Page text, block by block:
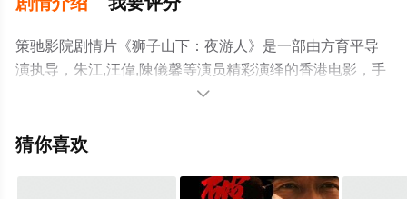
策驰影院剧情片《狮子山下：夜游人》是一部由方育平导
演执导，朱江,汪偉,陳儀馨等演员精彩演绎的香港电影，手
机免费观看高清无删减完整版电影大全就上策驰电影网，
了解。

猜你喜欢